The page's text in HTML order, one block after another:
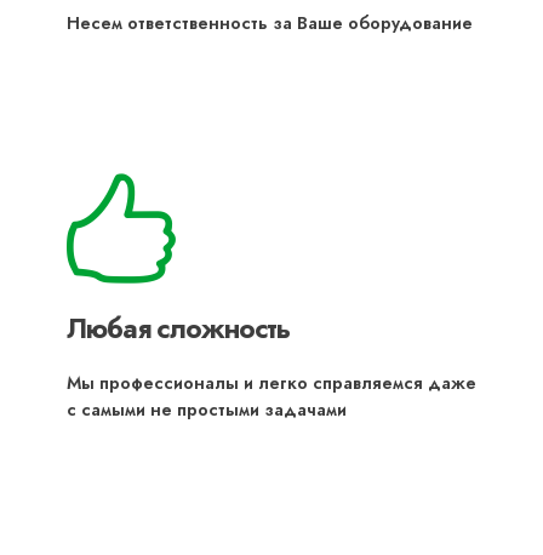
Несем ответственность за Ваше оборудование
Любая сложность
Мы профессионалы и легко справляемся даже
с самыми не простыми задачами